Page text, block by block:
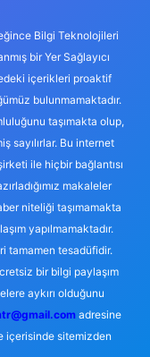
Bilgi Teknolojileri
bir Yer Sağlayıcı
içerikleri proaktif
bulunmamaktadır.
taşımakta olup,
sayılırlar. Bu internet
ile hiçbir bağlantısı
makaleler
niteliği taşımamakta
yapılmamaktadır.
tamamen tesadüfidir.
bir bilgi paylaşım
aykırı olduğunu
adresine
içerisinde sitemizden